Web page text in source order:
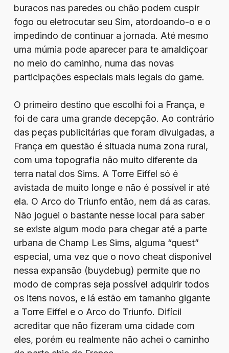
buracos nas paredes ou chão podem cuspir
fogo ou eletrocutar seu Sim, atordoando-o e o
impedindo de continuar a jornada. Até mesmo
uma múmia pode aparecer para te amaldiçoar
no meio do caminho, numa das novas
participações especiais mais legais do game.
O primeiro destino que escolhi foi a França, e
foi de cara uma grande decepção. Ao contrário
das peças publicitárias que foram divulgadas, a
França em questão é situada numa zona rural,
com uma topografia não muito diferente da
terra natal dos Sims. A Torre Eiffel só é
avistada de muito longe e não é possível ir até
ela. O Arco do Triunfo então, nem dá as caras.
Não joguei o bastante nesse local para saber
se existe algum modo para chegar até a parte
urbana de Champ Les Sims, alguma “quest”
especial, uma vez que o novo cheat disponível
nessa expansão (buydebug) permite que no
modo de compras seja possível adquirir todos
os itens novos, e lá estão em tamanho gigante
a Torre Eiffel e o Arco do Triunfo. Difícil
acreditar que não fizeram uma cidade com
eles, porém eu realmente não achei o caminho